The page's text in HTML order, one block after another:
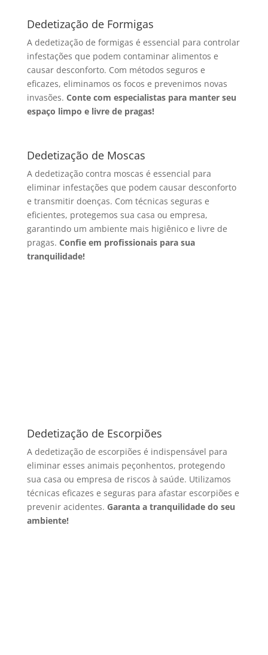
Dedetização de Formigas
A dedetização de formigas é essencial para controlar
infestações que podem contaminar alimentos e
causar desconforto. Com métodos seguros e
eficazes, eliminamos os focos e prevenimos novas
invasões. Conte com especialistas para manter seu
espaço limpo e livre de pragas!
Dedetização de Moscas
A dedetização contra moscas é essencial para
eliminar infestações que podem causar desconforto
e transmitir doenças. Com técnicas seguras e
eficientes, protegemos sua casa ou empresa,
garantindo um ambiente mais higiênico e livre de
pragas. Confie em profissionais para sua
tranquilidade!
Dedetização de Escorpiões
A dedetização de escorpiões é indispensável para
eliminar esses animais peçonhentos, protegendo
sua casa ou empresa de riscos à saúde. Utilizamos
técnicas eficazes e seguras para afastar escorpiões e
prevenir acidentes. Garanta a tranquilidade do seu
ambiente!